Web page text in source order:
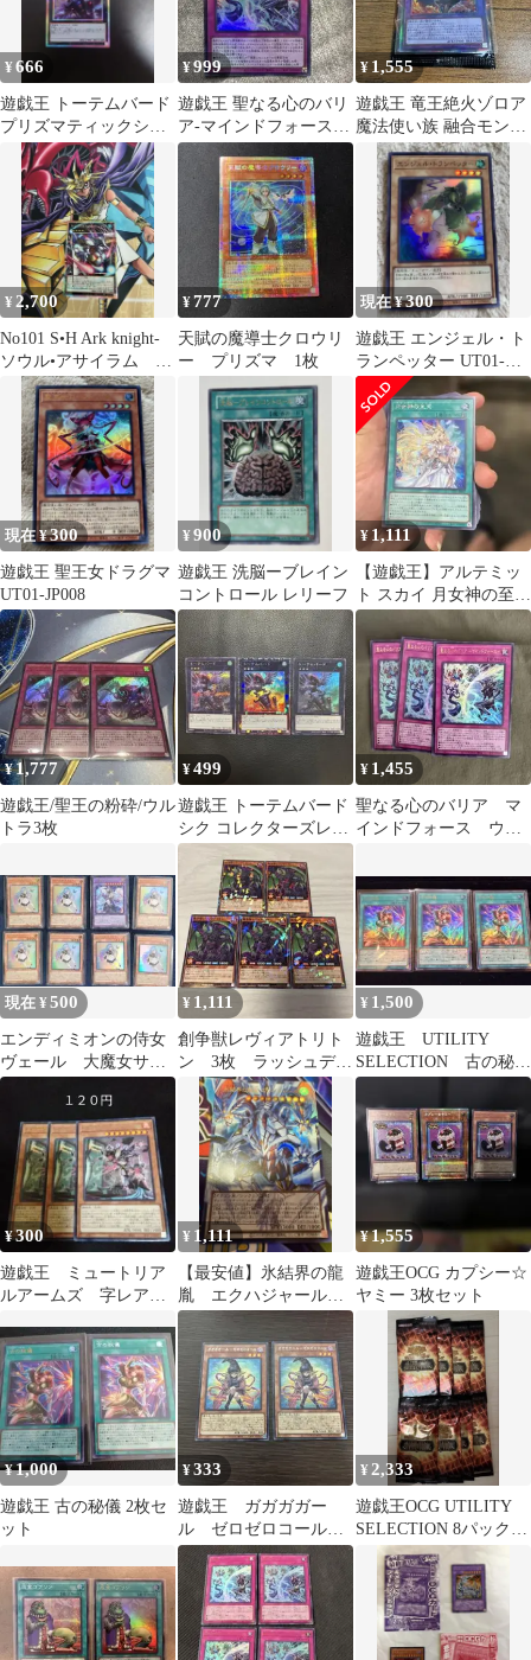
¥666
遊戯王 トーテムバード
プリズマティックシー
クレット プリシク
¥999
遊戯王 聖なる心のバリ
ア-マインドフォース-
ウルトラ
¥ 1,555
遊戯王 竜王絶火ゾロア
魔法使い族 融合モンス
ター
¥ 2,700
No101 S•H Ark knight-
ソウル•アサイラム オ
バフレ プリシク
¥777
天賦の魔導士クロウリ
ー プリズマ 1枚
現在 ¥300
遊戯王 エンジェル・ト
ランペッター UT01-
JP009
現在 ¥300
遊戯王 聖王女ドラグマ
UT01-JP008
¥900
遊戯王 洗脳ーブレイン
コントロール レリーフ
¥ 1,111
【遊戯王】アルテミッ
ト スカイ 月女神の至天
ウルトラレア 美品
¥1,777
遊戯王/聖王の粉砕/ウル
トラ3枚
¥499
遊戯王 トーテムバード
シク コレクターズレア
スーパー 3枚セット
¥ 1,455
聖なる心のバリア マ
インドフォース ウル
現在 ¥500
エンディミオンの侍女
ヴェール 大魔女サン
ドリヨン まとめ売り
¥ 1,111
創争獣レヴィアトリト
ン 3枚 ラッシュデュ
エル 最強ジャンプ
¥ 1,500
遊戯王 UTILITY
SELECTION 古の秘
儀 3枚
¥300
遊戯王 ミュートリア
ルアームズ 字レア
¥ 1,111
【最安値】氷結界の龍
胤 エクハジャール
オーバーフレーム
¥1,555
遊戯王OCG カプシー☆
ヤミー 3枚セット
¥1,000
遊戯王 古の秘儀 2枚セ
ット
¥333
遊戯王 ガガガガー
ル ゼロゼロコール
シークレット 2枚
¥2,333
遊戯王OCG UTILITY
SELECTION 8パックセ
ット